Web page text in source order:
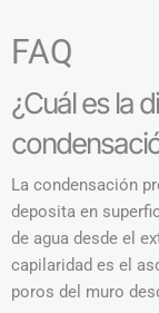
FAQ
¿Cuál es la
La condensación
deposita en
de agua desde el
capilaridad es el
poros del muro